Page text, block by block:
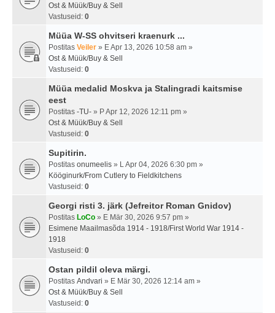
Ost & Müük/Buy & Sell
Vastuseid: 0
Müüa W-SS ohvitseri kraenurk ...
Postitas Veiler » E Apr 13, 2026 10:58 am »
Ost & Müük/Buy & Sell
Vastuseid: 0
Müüa medalid Moskva ja Stalingradi kaitsmise
eest
Postitas -TU- » P Apr 12, 2026 12:11 pm »
Ost & Müük/Buy & Sell
Vastuseid: 0
Supitirin.
Postitas onumeelis » L Apr 04, 2026 6:30 pm »
Kööginurk/From Cutlery to Fieldkitchens
Vastuseid: 0
Georgi risti 3. järk (Jefreitor Roman Gnidov)
Postitas LoCo » E Mär 30, 2026 9:57 pm »
Esimene Maailmasõda 1914 - 1918/First World War 1914 -
1918
Vastuseid: 0
Ostan pildil oleva märgi.
Postitas Andvari » E Mär 30, 2026 12:14 am »
Ost & Müük/Buy & Sell
Vastuseid: 0